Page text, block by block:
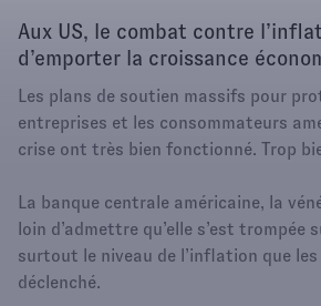
Aux US, le combat contre
d’emporter la croissance
Les plans de soutien massifs pour
entreprises et les consommateurs
crise ont très bien fonctionné. Trop
La banque centrale américaine, la
loin d’admettre qu’elle s’est trompée
surtout le niveau de l’inflation que les
déclenché.